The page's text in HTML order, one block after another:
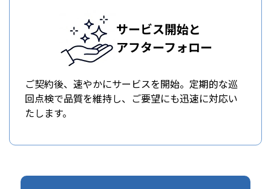
サービス開始と
アフターフォロー
ご契約後、速やかにサービスを開始。定期的な巡
回点検で品質を維持し、ご要望にも迅速に対応い
たします。